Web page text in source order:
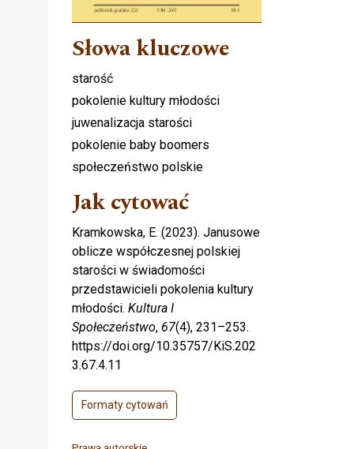
Słowa kluczowe
starość
pokolenie kultury młodości
juwenalizacja starości
pokolenie baby boomers
społeczeństwo polskie
Jak cytować
Kramkowska, E. (2023). Janusowe
oblicze współczesnej polskiej
starości w świadomości
przedstawicieli pokolenia kultury
młodości. Kultura I
Społeczeństwo, 67(4), 231–253.
https://doi.org/10.35757/KiS.202
3.67.4.11
Formaty cytowań